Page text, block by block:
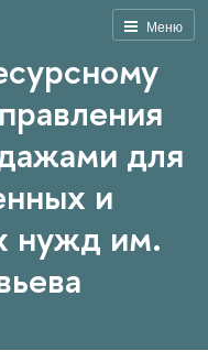
Меню
для
и
нужд им.